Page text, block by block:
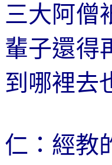
三大阿僧
輩子還得
到哪裡去
仁：經教